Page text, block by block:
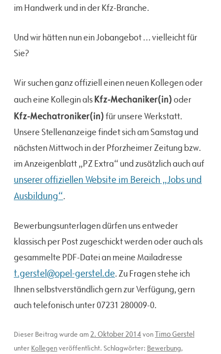
im Handwerk und in der Kfz-Branche.
Und wir hätten nun ein Jobangebot … vielleicht für
Sie?
Wir suchen ganz offiziell einen neuen Kollegen oder
auch eine Kollegin alsKfz-Mechaniker(in)oder
Kfz-Mechatroniker(in)für unsere Werkstatt.
Unsere Stellenanzeige findet sich am Samstag und
nächsten Mittwoch in der Pforzheimer Zeitung bzw.
im Anzeigenblatt „PZ Extra“ und zusätzlich auch auf
unserer offiziellen Website im Bereich „Jobs und
Ausbildung“.
Bewerbungsunterlagen dürfen uns entweder
klassisch per Post zugeschickt werden oder auch als
gesammelte PDF-Datei an meine Mailadresse
t.gerstel@opel-gerstel.de. Zu Fragen stehe ich
Ihnen selbstverständlich gern zur Verfügung, gern
auch telefonisch unter 07231 280009-0.
Dieser Beitrag wurde am2. Oktober 2014 vonTimo Gerstel
unter Kollegenveröffentlicht. Schlagwörter: Bewerbung,